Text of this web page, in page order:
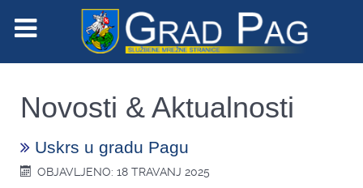
Novosti & Aktualnosti
Uskrs u gradu Pagu
OBJAVLJENO: 18 TRAVANJ 2025